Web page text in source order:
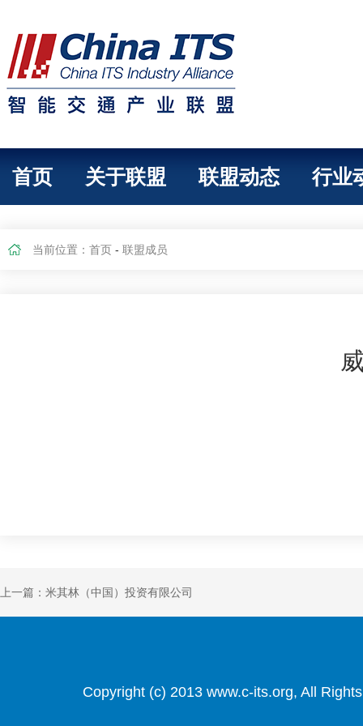
首页 关于联盟 联盟动态 行业
当前位置： 首页 - 联盟成员
上一篇：米其林（中国）投资有限公司
Copyright (c) 2013 www.c-its.org, All